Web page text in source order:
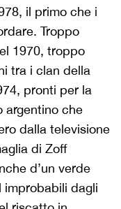
il primo che i
Troppo
1970, troppo
tra i clan della
pronti per la
argentino che
dalla televisione
di Zoff
d’un verde
improbabili dagli